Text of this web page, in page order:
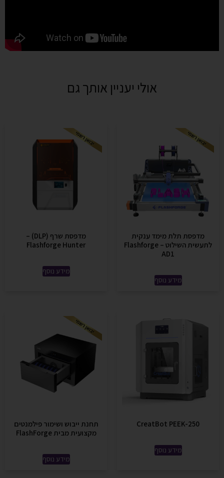
אולי יעניין אותך גם
מדפסת תלת מימד ענקית
לתעשית השילוט – Flashforge
AD1
מידע נוסף
מדפסת שרף (DLP) –
Flashforge Hunter
מידע נוסף
CreatBot PEEK-250
מידע נוסף
תחנת ייבוש ושימור פילמנטים
מקצועית מבית FlashForge
מידע נוסף